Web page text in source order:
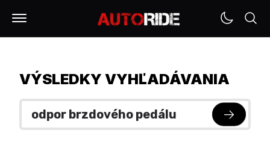
VÝSLEDKY VYHĽADÁVANIA